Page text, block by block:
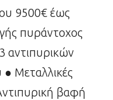
9500€ έως
πυράντοχος
αντιπυρικών
Μεταλλικές
βαφή